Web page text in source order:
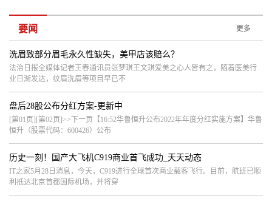
要闻 更多
洗眉致部分眉毛永久性缺失，美甲店该赔么？
法治日报全媒体记者王春通讯员张梦琪王文琪爱美之心人皆有之，随着医美行
业日渐发达，纹眉洗眉等项目早已不
盘后28股公布分红方案-更新中
[第01页][第02页]>>下一页【16:52华鲁恒升公布2022年年度分红实施方案】华鲁
恒升（股票代码：600426）公布
历史一刻！国产大飞机C919商业首飞成功_天天动态
IT之家5月28日消息，今天，C919进行全球首次商业载客飞行。目前，航班已顺
利抵达北京首都国际机场，并将穿